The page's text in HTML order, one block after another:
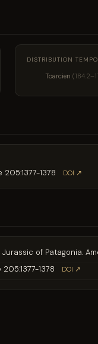
DISTRIBUTION
Toarcien
1378 DOI ↗
of Patagonia.
1378
DOI ↗